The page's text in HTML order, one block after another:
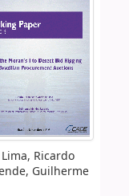
Lima, Ricardo
Guilherme